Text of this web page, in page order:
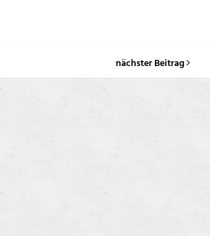
nächster Beitrag